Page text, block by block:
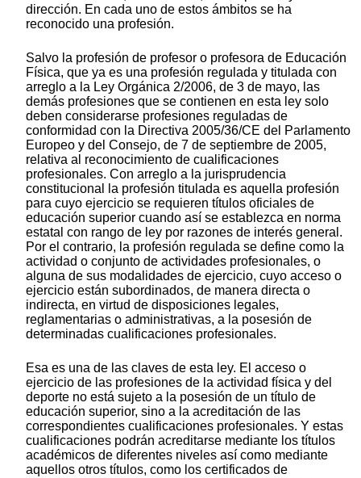
dirección. En cada uno de estos ámbitos se ha
reconocido una profesión.
Salvo la profesión de profesor o profesora de Educación
Física, que ya es una profesión regulada y titulada con
arreglo a la Ley Orgánica 2/2006, de 3 de mayo, las
demás profesiones que se contienen en esta ley solo
deben considerarse profesiones reguladas de
conformidad con la Directiva 2005/36/CE del Parlamento
Europeo y del Consejo, de 7 de septiembre de 2005,
relativa al reconocimiento de cualificaciones
profesionales. Con arreglo a la jurisprudencia
constitucional la profesión titulada es aquella profesión
para cuyo ejercicio se requieren títulos oficiales de
educación superior cuando así se establezca en norma
estatal con rango de ley por razones de interés general.
Por el contrario, la profesión regulada se define como la
actividad o conjunto de actividades profesionales, o
alguna de sus modalidades de ejercicio, cuyo acceso o
ejercicio están subordinados, de manera directa o
indirecta, en virtud de disposiciones legales,
reglamentarias o administrativas, a la posesión de
determinadas cualificaciones profesionales.
Esa es una de las claves de esta ley. El acceso o
ejercicio de las profesiones de la actividad física y del
deporte no está sujeto a la posesión de un título de
educación superior, sino a la acreditación de las
correspondientes cualificaciones profesionales. Y estas
cualificaciones podrán acreditarse mediante los títulos
académicos de diferentes niveles así como mediante
aquellos otros títulos, como los certificados de